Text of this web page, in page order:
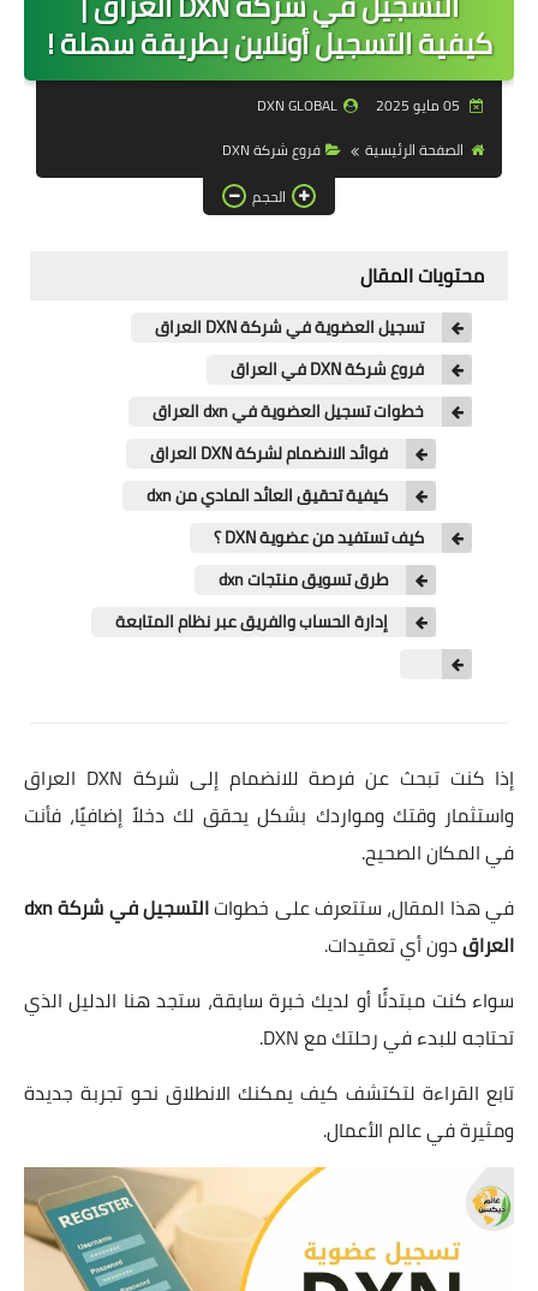
مكملات DXN
اخلص لصحتك
شراء منتجات DXN
فكرة عمل DXN
كيفية التسجيل أونلاين بطريقة سهلة !
DXN GLOBAL
الصفحة الرئيسية
فروع شركة DXN
الحجم
محتويات المقال
تسجيل العضوية في شركة DXN العراق
فروع شركة DXN في العراق
خطوات تسجيل العضوية في dxn العراق
فوائد الانضمام لشركة DXN العراق
كيفية تحقيق العائد المادي من dxn
كيف تستفيد من عضوية DXN ؟
طرق تسويق منتجات dxn
إدارة الحساب والفريق عبر نظام المتابعة
إذا كنت تبحث عن فرصة للانضمام إلى شركة DXN العراق
واستثمار وقتك ومواردك بشكل يحقق لك دخلاً إضافيًا، فأنت
في المكان الصحيح.
في هذا المقال، ستتعرف على خطوات
التسجيل في شركة dxn
العراقدون أي تعقيدات.
سواء كنت مبتدئًا أو لديك خبرة سابقة، ستجد هنا الدليل الذي
تحتاجه للبدء في رحلتك مع DXN.
تابع القراءة لتكتشف كيف يمكنك الانطلاق نحو تجربة جديدة
ومثيرة في عالم الأعمال.